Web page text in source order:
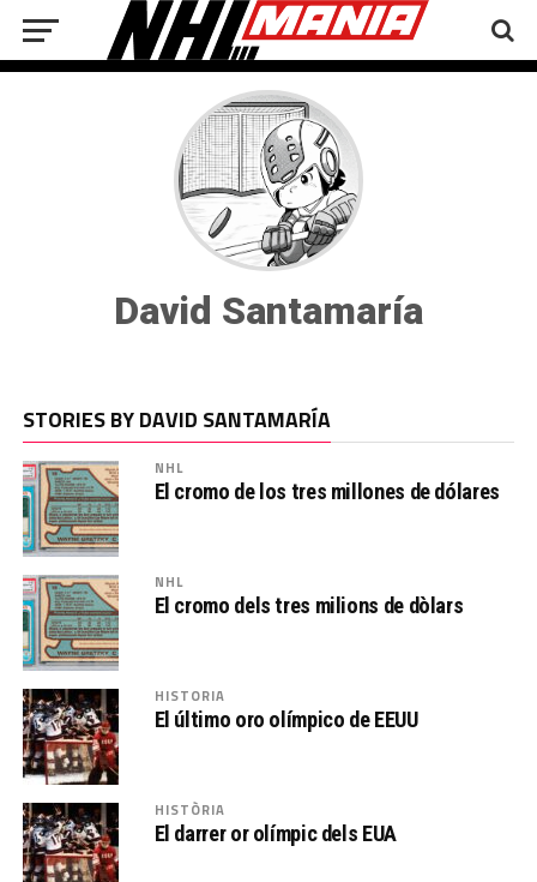
David Santamaría
STORIES BY DAVID SANTAMARÍA
NHL
El cromo de los tres millones de dólares
NHL
El cromo dels tres milions de dòlars
HISTORIA
El último oro olímpico de EEUU
HISTÒRIA
El darrer or olímpic dels EUA